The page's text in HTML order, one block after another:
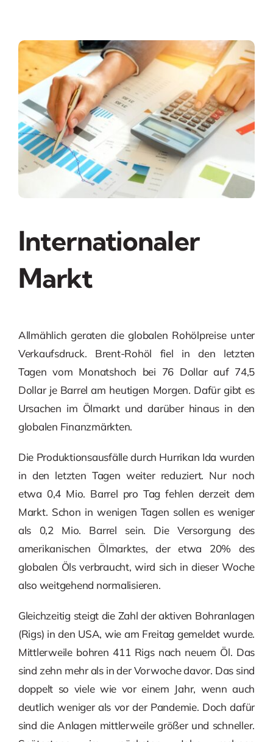
Internationaler
Markt
Allmählich geraten die globalen Rohölpreise unter
Verkaufsdruck. Brent-Rohöl fiel in den letzten
Tagen vom Monatshoch bei 76 Dollar auf 74,5
Dollar je Barrel am heutigen Morgen. Dafür gibt es
Ursachen im Ölmarkt und darüber hinaus in den
globalen Finanzmärkten.
Die Produktionsausfälle durch Hurrikan Ida wurden
in den letzten Tagen weiter reduziert. Nur noch
etwa 0,4 Mio. Barrel pro Tag fehlen derzeit dem
Markt. Schon in wenigen Tagen sollen es weniger
als 0,2 Mio. Barrel sein. Die Versorgung des
amerikanischen Ölmarktes, der etwa 20% des
globalen Öls verbraucht, wird sich in dieser Woche
also weitgehend normalisieren.
Gleichzeitig steigt die Zahl der aktiven Bohranlagen
(Rigs) in den USA, wie am Freitag gemeldet wurde.
Mittlerweile bohren 411 Rigs nach neuem Öl. Das
sind zehn mehr als in der Vorwoche davor. Das sind
doppelt so viele wie vor einem Jahr, wenn auch
deutlich weniger als vor der Pandemie. Doch dafür
sind die Anlagen mittlerweile größer und schneller.